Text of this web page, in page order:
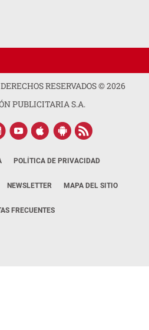
RESERVADOS ©2026
PUBLICITARIA S.A.
POLÍTICA DE PRIVACIDAD
NEWSLETTER MAPA DEL SITIO
FRECUENTES